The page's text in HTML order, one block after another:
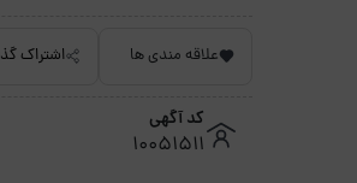
علاقه مندی ها اشتراک
کد آگهی
10051511